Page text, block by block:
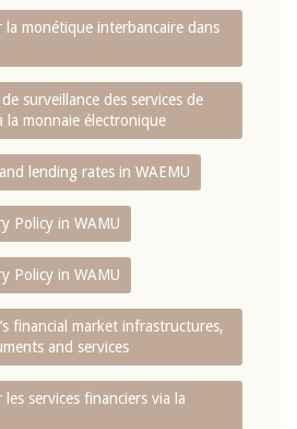
la monétique interbancaire dans
surveillance des services de
la monnaie électronique
lending rates in WAEMU
Policy in WAMU
Policy in WAMU
financial market infrastructures,
and services
services financiers via la